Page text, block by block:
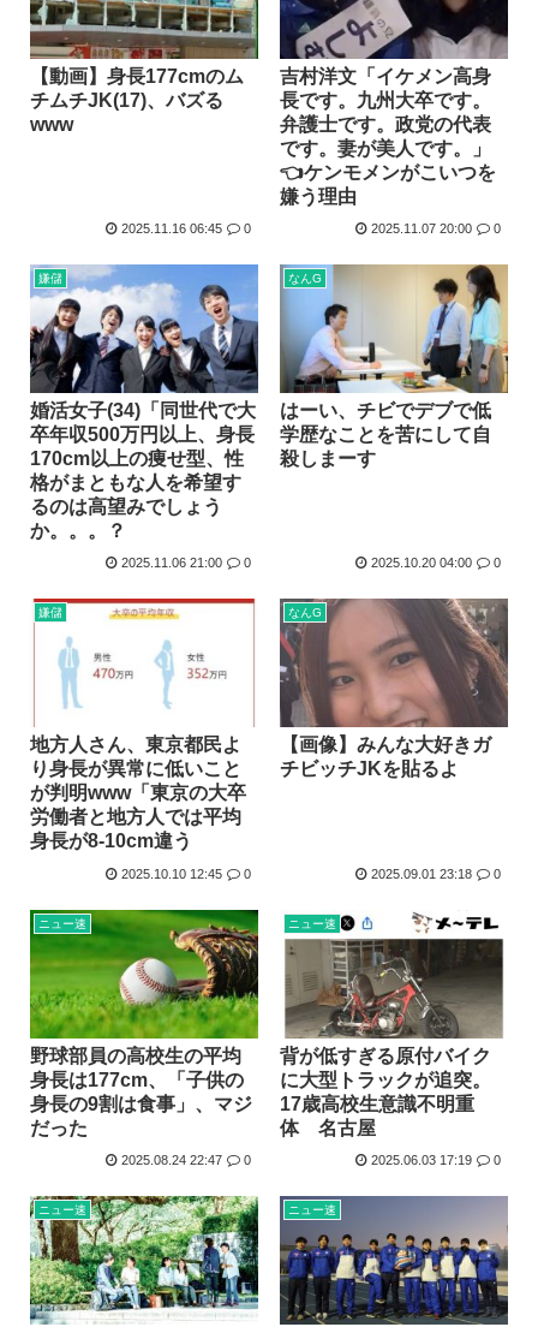
【動画】身長177cmのム
チムチJK(17)、バズる
www
2025.11.16 06:45 0
吉村洋文「イケメン高身
長です。九州大卒です。
弁護士です。政党の代表
です。妻が美人です。」
👈ケンモメンがこいつを
嫌う理由
2025.11.07 20:00 0
嫌儲
婚活女子(34)「同世代で大
卒年収500万円以上、身長
170cm以上の痩せ型、性
格がまともな人を希望す
るのは高望みでしょう
か。。。？
2025.11.06 21:00 0
なんG
はーい、チビでデブで低
学歴なことを苦にして自
殺しまーす
2025.10.20 04:00 0
嫌儲
地方人さん、東京都民よ
り身長が異常に低いこと
が判明www「東京の大卒
労働者と地方人では平均
身長が8-10cm違う
2025.10.10 12:45 0
なんG
【画像】みんな大好きガ
チビッチJKを貼るよ
2025.09.01 23:18 0
ニュー速
野球部員の高校生の平均
身長は177cm、「子供の
身長の9割は食事」、マジ
だった
2025.08.24 22:47 0
ニュー速
背が低すぎる原付バイク
に大型トラックが追突。
17歳高校生意識不明重
体 名古屋
2025.06.03 17:19 0
ニュー速 ニュー速